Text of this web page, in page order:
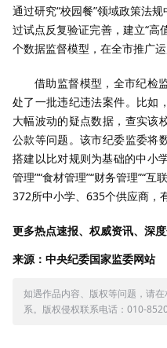
通过研究“校园餐”领域政策法
过试点反复验证完善，建立“高
个数据监督模型，在全市推广运
借助监督模型，全市纪检
处了一批违纪违法案件。比如
大幅波动的疑点数据，查实该
公款等问题。该市纪委监委将
搭建以比对规则为基础的中小
管理”“食材管理”“财务管理”“
372所中小学、635个供应商，
更多热点速报、权威资讯、深
来源：中央纪委国家监委网站
如遇作品内容、版权等问题，请
系。版权侵权联系电话：010-